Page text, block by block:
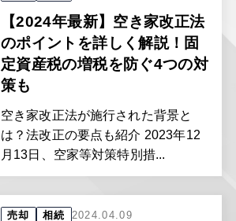
【2024年最新】空き家改正法
のポイントを詳しく解説！固
定資産税の増税を防ぐ4つの対
策も
空き家改正法が施行された背景と
は？法改正の要点も紹介 2023年12
月13日、空家等対策特別措...
売却 相続 2024.04.09